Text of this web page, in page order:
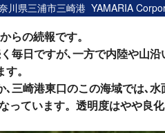
川県三浦市三崎港 YAMARIA
らの続報です。
毎日ですが､一方で内陸や山
。
､三崎港東口のこの海域では､
ています。透明度はやや良